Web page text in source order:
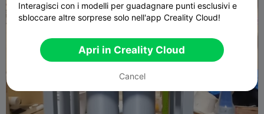
Interagisci con i modelli per guadagnare punti esclusivi e
sbloccare altre sorprese solo nell'app Creality Cloud!
Apri in Creality Cloud
Cancel